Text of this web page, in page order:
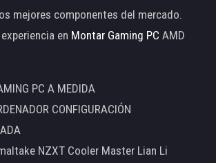
mejores componentes del mercado.
en Montar Gaming PC AMD
PC A MEDIDA
CONFIGURACIÓN
NZXT Cooler Master Lian Li